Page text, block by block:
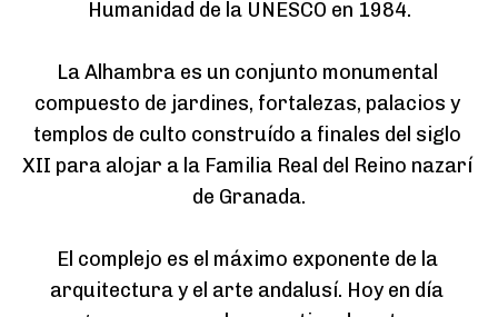
Humanidad de la UNESCO en 1984.
La Alhambra es un conjunto monumental
compuesto de jardines, fortalezas, palacios y
templos de culto construído a finales del siglo
XII para alojar a la Familia Real del Reino nazarí
de Granada.
El complejo es el máximo exponente de la
arquitectura y el arte andalusí. Hoy en día